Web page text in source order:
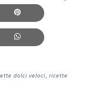
dolci veloci,ricette